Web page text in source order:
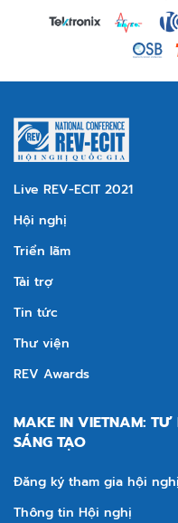
Live REV-ECIT 2021
Hội nghị
Triển lãm
Tài trợ
Tin tức
Thư viện
REV Awards
MAKE IN VIETNAM:
SÁNG TẠO
Đăng ký tham gia hội nghị
Thông tin Hội nghị